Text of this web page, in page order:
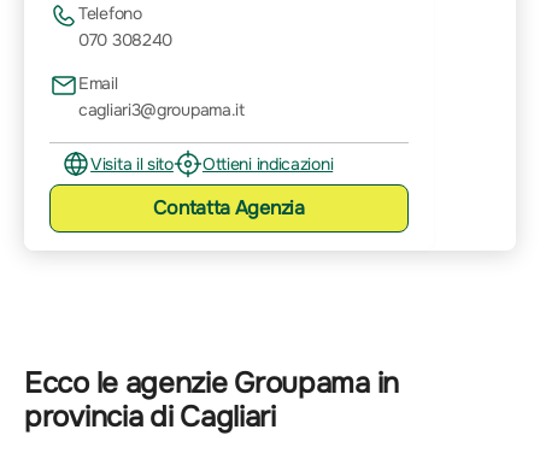
Telefono
070 308240
Email
cagliari3@groupama.it
Visita il sito Ottieni indicazioni
ContattaAgenzia
Ecco le agenzie Groupama in
provincia di Cagliari